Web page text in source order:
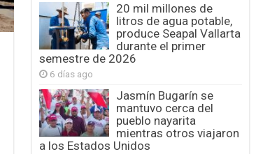
20 mil millones de
litros de agua potable,
produce Seapal Vallarta
durante el primer
semestre de 2026
6 días ago
Jasmín Bugarín se
mantuvo cerca del
pueblo nayarita
mientras otros viajaron
a los Estados Unidos